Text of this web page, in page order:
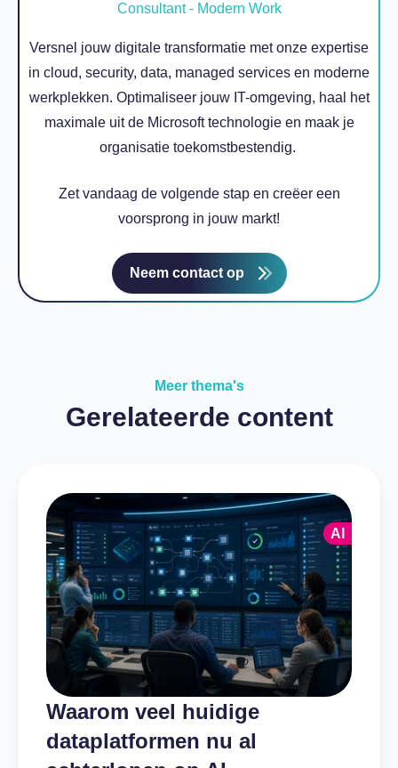
Consultant - Modern Work
Versnel jouw digitale transformatie met onze expertise
in cloud, security, data, managed services en moderne
werkplekken. Optimaliseer jouw IT-omgeving, haal het
maximale uit de Microsoft technologie en maak je
organisatie toekomstbestendig.
Zet vandaag de volgende stap en creëer een
voorsprong in jouw markt!
Neem contact op
Meer thema's
Gerelateerde content
Waarom veel huidige
dataplatformen nu al
AI